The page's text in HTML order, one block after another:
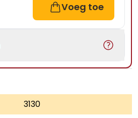
Voeg toe
3130